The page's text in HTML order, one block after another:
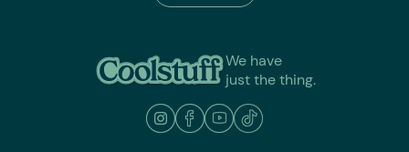
We have
just the thing.